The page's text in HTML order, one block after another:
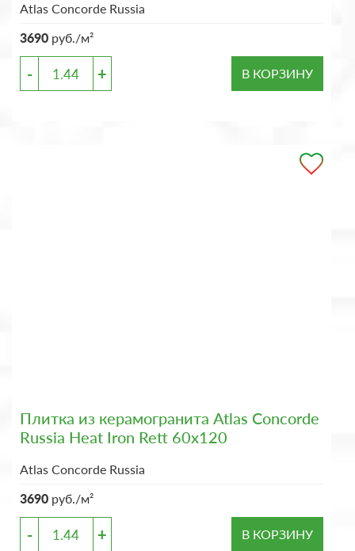
Atlas Concorde Russia
3690 руб./м²
- + В КОРЗИНУ
Плитка из керамогранита Atlas Concorde
Russia Heat Iron Rett 60x120
Atlas Concorde Russia
3690 руб./м²
- + В КОРЗИНУ